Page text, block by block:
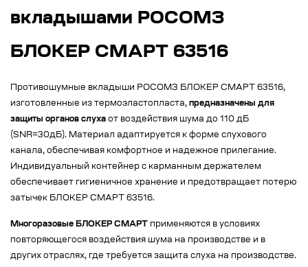
вкладышами РОСОМЗ
БЛОКЕР СМАРТ 63516
Противошумные вкладыши РОСОМЗ БЛОКЕР СМАРТ 63516,
изготовленные из термоэластопласта, предназначены для
защиты органов слуха от воздействия шума до 110 дБ
(SNR=30дБ). Материал адаптируется к форме слухового
канала, обеспечивая комфортное и надежное прилегание.
Индивидуальный контейнер с карманным держателем
обеспечивает гигиеничное хранение и предотвращает потерю
затычек БЛОКЕР СМАРТ 63516.
Многоразовые БЛОКЕР СМАРТ применяются в условиях
повторяющегося воздействия шума на производстве и в
других отраслях, где требуется защита слуха на производстве.